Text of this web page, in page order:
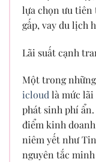
lựa chọn ưu tiên
gấp, vay du lịch
Lãi suất cạnh
Một trong
icloudlà mức
phát sinh phí
điểm kinh
niêm yết như
nguyên tắc